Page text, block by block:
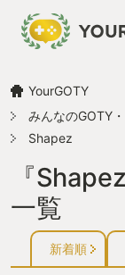
YourGOTY
みんなのGOTY
Shapez
『
一覧
新着順